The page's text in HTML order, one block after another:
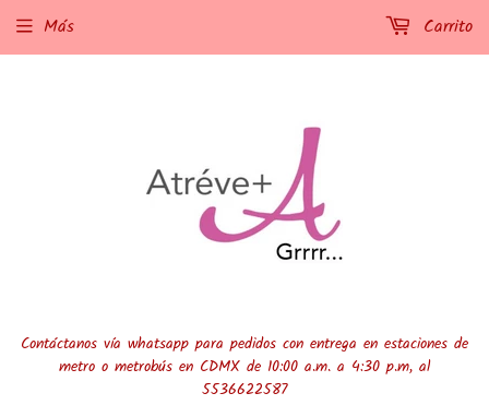
Contáctanos vía whatsapp para pedidos con entrega en estaciones de
metro o metrobús en CDMX de 10:00 a.m. a 4:30 p.m, al
5536622587
Más Carrito